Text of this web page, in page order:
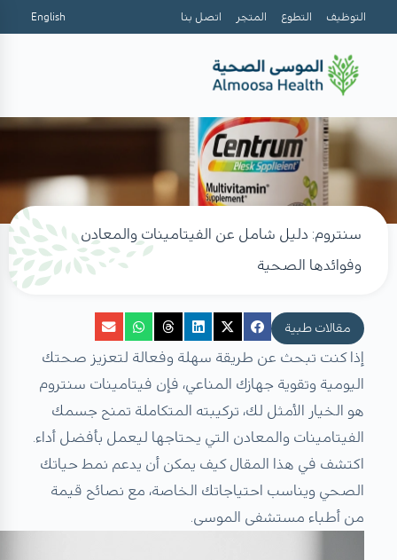
التوظيف التطوع المتجر اتصل بنا English
سنتروم: دليل شامل عن الفيتامينات والمعادن
وفوائدها الصحية
مقالات طبية
إذا كنت تبحث عن طريقة سهلة وفعالة لتعزيز صحتك
اليومية وتقوية جهازك المناعي، فإن فيتامينات سنتروم
هو الخيار الأمثل لك، تركيبته المتكاملة تمنح جسمك
الفيتامينات والمعادن التي يحتاجها ليعمل بأفضل أداء.
اكتشف في هذا المقال كيف يمكن أن يدعم نمط حياتك
الصحي ويناسب احتياجاتك الخاصة، مع نصائح قيمة
من أطباء مستشفى الموسى.